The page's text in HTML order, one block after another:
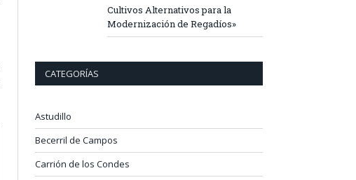
Cultivos Alternativos para la
Modernización de Regadíos»
CATEGORÍAS
Astudillo
Becerril de Campos
Carrión de los Condes